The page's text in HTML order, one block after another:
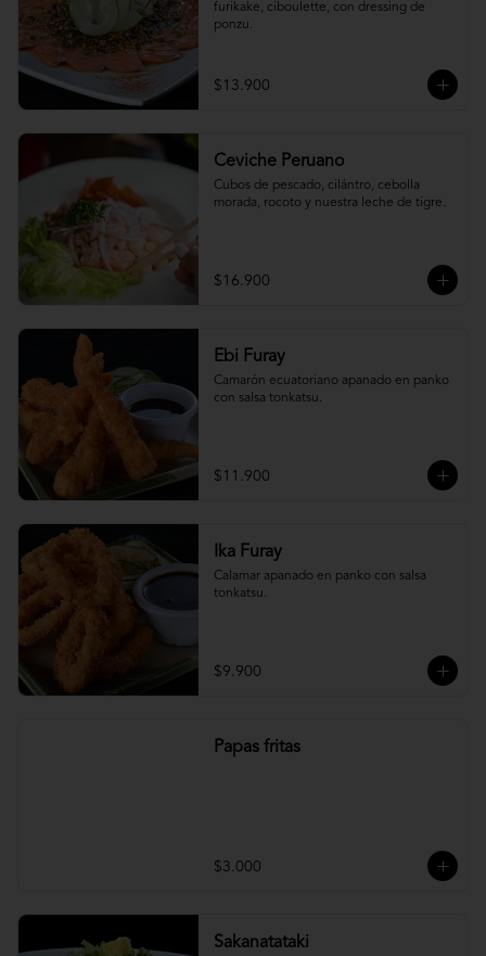
furikake, ciboulette, con dressing de
ponzu.
$13.900
Ceviche Peruano
Cubos de pescado, cilántro, cebolla
morada, rocoto y nuestra leche de tigre.
$16.900
Ebi Furay
Camarón ecuatoriano apanado en panko
con salsa tonkatsu.
$11.900
Ika Furay
Calamar apanado en panko con salsa
tonkatsu.
$9.900
Papas fritas
$3.000
Sakanatataki